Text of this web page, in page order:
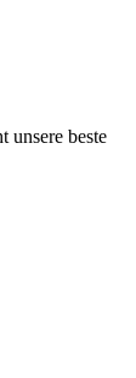
unsere beste